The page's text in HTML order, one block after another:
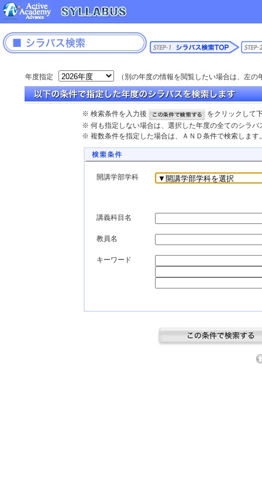
年度指定 （別の年度の情報を閲覧したい場合は、左
※ 検索条件を入力後
をクリックして
※ 何も指定しない場合は、選択した年度の全てのシラバ
※ 複数条件を指定した場合は、ＡＮＤ条件で検索します
開講学部学科
講義科目名
教員名
キーワード